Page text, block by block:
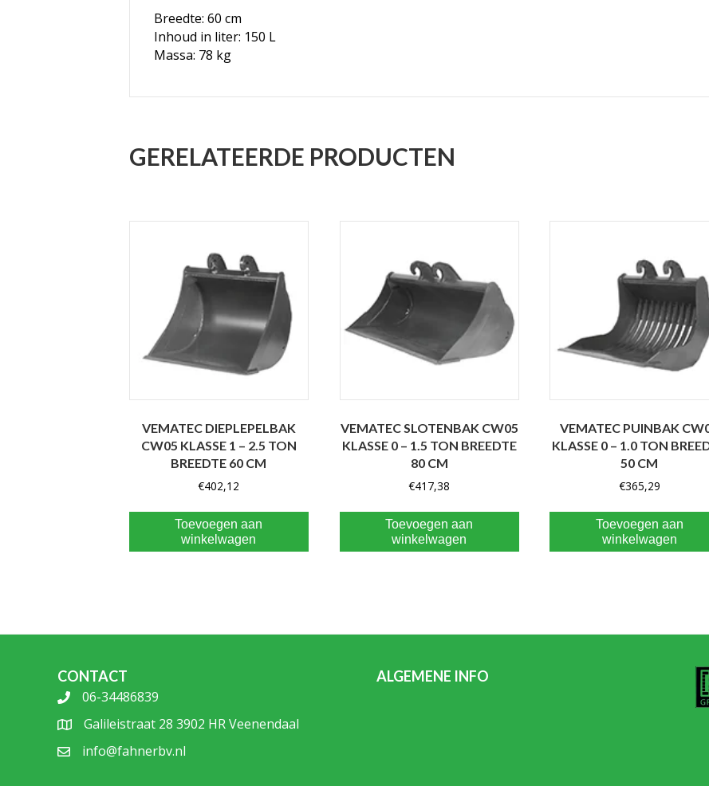
Breedte: 60 cm
Inhoud in liter: 150 L
Massa: 78 kg
GERELATEERDE PRODUCTEN
VEMATEC DIEPLEPELBAK
CW05 KLASSE 1 – 2.5 TON
BREEDTE 60 CM
€402,12
Toevoegen aan
winkelwagen
VEMATEC SLOTENBAK CW05
KLASSE 0 – 1.5 TON BREEDTE
80 CM
€417,38
Toevoegen aan
winkelwagen
VEMATEC PUINBAK
KLASSE 0 – 1.0 TON
50 CM
€365,29
Toevoegen aan
winkelwagen
CONTACT
06-34486839
Galileistraat 28 3902 HR Veenendaal
info@fahnerbv.nl
ALGEMENE INFO